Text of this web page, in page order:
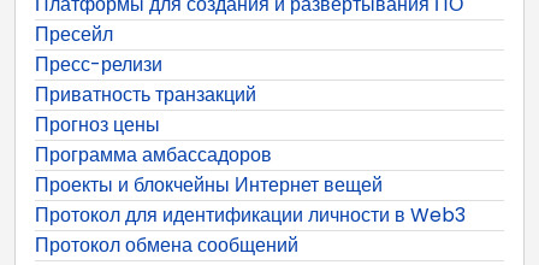
Пресейл
Пресс-релизи
Приватность транзакций
Прогноз цены
Программа амбассадоров
Проекты и блокчейны Интернет вещей
Протокол для идентификации личности в Web3
Протокол обмена сообщений